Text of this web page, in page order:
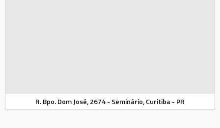
R. Bpo. Dom José, 2674 - Seminário, Curitiba - PR